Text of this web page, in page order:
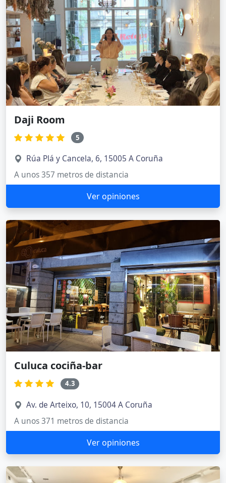
Daji Room
5
Rúa Plá y Cancela, 6, 15005 A Coruña
A unos 357 metros de distancia
Ver opiniones
Culuca cociña-bar
4.3
Av. de Arteixo, 10, 15004 A Coruña
A unos 371 metros de distancia
Ver opiniones